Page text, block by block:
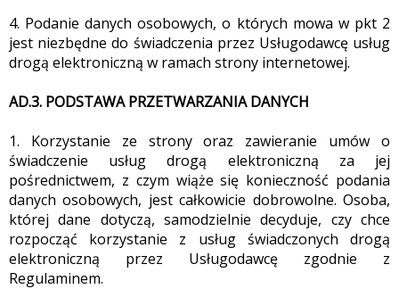
4. Podanie danych osobowych, o których mowa w pkt 2
jest niezbędne do świadczenia przez Usługodawcę usług
drogą elektroniczną w ramach strony internetowej.
AD.3. PODSTAWA PRZETWARZANIA DANYCH
1. Korzystanie ze strony oraz zawieranie umów o
świadczenie usług drogą elektroniczną za jej
pośrednictwem, z czym wiąże się konieczność podania
danych osobowych, jest całkowicie dobrowolne. Osoba,
której dane dotyczą, samodzielnie decyduje, czy chce
rozpocząć korzystanie z usług świadczonych drogą
elektroniczną przez Usługodawcę zgodnie z
Regulaminem.